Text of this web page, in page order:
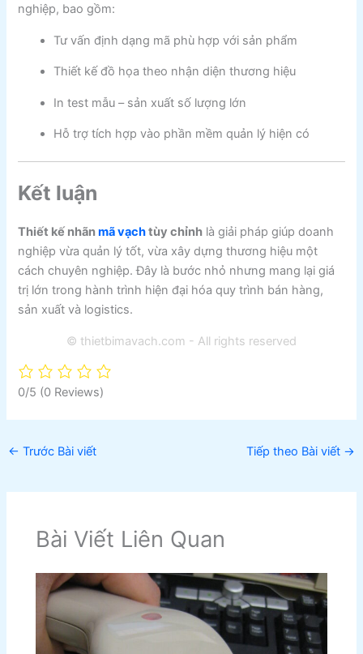
nghiệp, bao gồm:
Tư vấn định dạng mã phù hợp với sản phẩm
Thiết kế đồ họa theo nhận diện thương hiệu
In test mẫu – sản xuất số lượng lớn
Hỗ trợ tích hợp vào phần mềm quản lý hiện có
Kết luận
Thiết kế nhãnmã vạchtùy chỉnh là giải pháp giúp doanh
nghiệp vừa quản lý tốt, vừa xây dựng thương hiệu một
cách chuyên nghiệp. Đây là bước nhỏ nhưng mang lại giá
trị lớn trong hành trình hiện đại hóa quy trình bán hàng,
sản xuất và logistics.
© thietbimavach.com - All rights reserved
0/5 (0 Reviews)
← Trước Bài viết Tiếp theo Bài viết →
Bài Viết Liên Quan